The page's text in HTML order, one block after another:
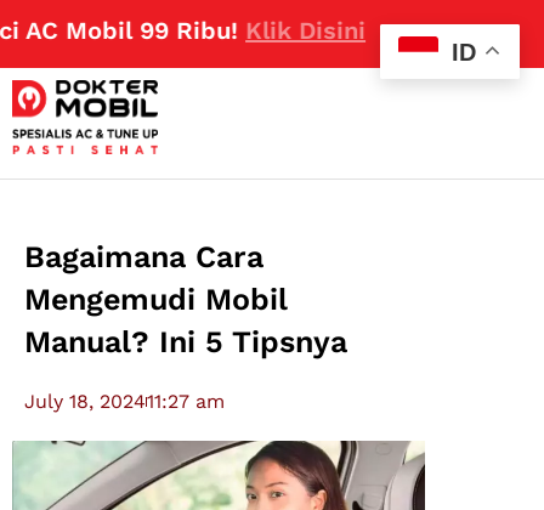
99 Ribu! Klik Disini
Bagaimana Cara
Mengemudi Mobil
Manual? Ini 5 Tipsnya
July 18, 202411:27 am
ID